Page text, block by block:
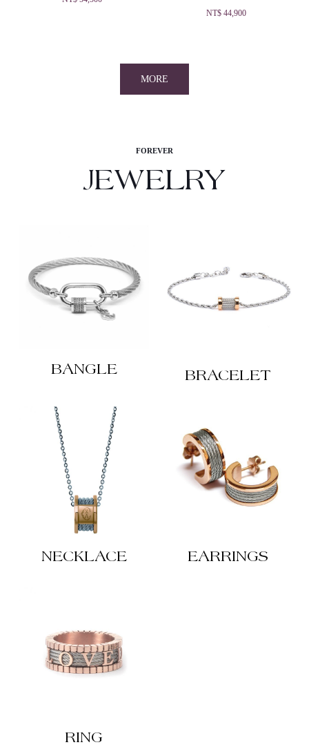
NT$ 44,900
MORE
FOREVER
JEWELRY
BANGLE BRACELET
NECKLACE EARRINGS
RING